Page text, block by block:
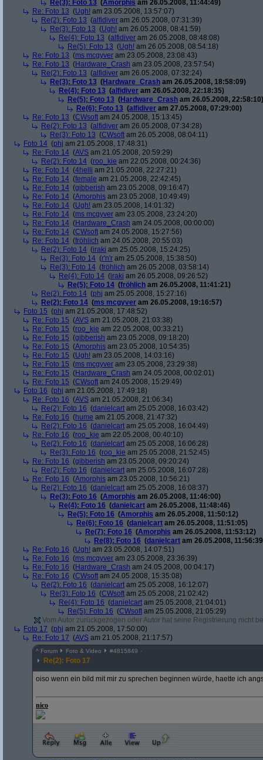
Re(3): Foto 13 (Amorphis am 26.05.2008, 11:44:49)
Re: Foto 13 (Ugh! am 23.05.2008, 13:57:07)
Re(2): Foto 13 (alfidiver am 26.05.2008, 07:31:39)
Re(3): Foto 13 (Ugh! am 26.05.2008, 08:41:59)
Re(4): Foto 13 (alfidiver am 26.05.2008, 08:48:08)
Re(5): Foto 13 (Ugh! am 26.05.2008, 08:54:18)
Re: Foto 13 (ms mcgyver am 23.05.2008, 23:08:43)
Re: Foto 13 (Hardware_Crash am 23.05.2008, 23:57:54)
Re(2): Foto 13 (alfidiver am 26.05.2008, 07:32:24)
Re(3): Foto 13 (Hardware_Crash am 26.05.2008, 18:58:09)
Re(4): Foto 13 (alfidiver am 26.05.2008, 22:18:35)
Re(5): Foto 13 (Hardware_Crash am 26.05.2008, 22:58:10)
Re(6): Foto 13 (alfidiver am 27.05.2008, 07:29:00)
Re: Foto 13 (CWsoft am 24.05.2008, 15:13:45)
Re(2): Foto 13 (alfidiver am 26.05.2008, 07:34:28)
Re(3): Foto 13 (CWsoft am 26.05.2008, 08:04:11)
Foto 14 (phj am 21.05.2008, 17:48:31)
Re: Foto 14 (AVS am 21.05.2008, 20:59:29)
Re(2): Foto 14 (roo_kie am 22.05.2008, 00:24:36)
Re: Foto 14 (4helli am 21.05.2008, 22:27:21)
Re: Foto 14 (female am 21.05.2008, 22:42:45)
Re: Foto 14 (gibberish am 23.05.2008, 09:16:47)
Re: Foto 14 (Amorphis am 23.05.2008, 10:49:49)
Re: Foto 14 (Ugh! am 23.05.2008, 14:01:32)
Re: Foto 14 (ms mcgyver am 23.05.2008, 23:24:20)
Re: Foto 14 (Hardware_Crash am 24.05.2008, 00:00:00)
Re: Foto 14 (CWsoft am 24.05.2008, 15:27:56)
Re: Foto 14 (fröhlich am 24.05.2008, 20:55:03)
Re(2): Foto 14 (iraki am 25.05.2008, 15:24:25)
Re(3): Foto 14 (r'n'r am 25.05.2008, 15:38:50)
Re(3): Foto 14 (fröhlich am 26.05.2008, 03:58:14)
Re(4): Foto 14 (iraki am 26.05.2008, 09:26:52)
Re(5): Foto 14 (fröhlich am 26.05.2008, 11:41:21)
Re(2): Foto 14 (phj am 25.05.2008, 15:27:16)
Re(2): Foto 14 (ms mcgyver am 26.05.2008, 19:16:57)
Foto 15 (phj am 21.05.2008, 17:48:52)
Re: Foto 15 (AVS am 21.05.2008, 21:03:38)
Re: Foto 15 (roo_kie am 22.05.2008, 00:33:21)
Re: Foto 15 (gibberish am 23.05.2008, 09:18:20)
Re: Foto 15 (Amorphis am 23.05.2008, 10:54:35)
Re: Foto 15 (Ugh! am 23.05.2008, 14:03:16)
Re: Foto 15 (ms mcgyver am 23.05.2008, 23:29:38)
Re: Foto 15 (Hardware_Crash am 24.05.2008, 00:02:01)
Re: Foto 15 (CWsoft am 24.05.2008, 15:29:49)
Foto 16 (phj am 21.05.2008, 17:49:18)
Re: Foto 16 (AVS am 21.05.2008, 21:06:34)
Re(2): Foto 16 (danielcart am 25.05.2008, 16:03:42)
Re: Foto 16 (hume am 21.05.2008, 21:47:32)
Re(2): Foto 16 (danielcart am 25.05.2008, 16:04:49)
Re: Foto 16 (roo_kie am 22.05.2008, 00:40:10)
Re(2): Foto 16 (danielcart am 25.05.2008, 16:06:28)
Re(3): Foto 16 (roo_kie am 25.05.2008, 21:52:45)
Re: Foto 16 (gibberish am 23.05.2008, 09:20:24)
Re(2): Foto 16 (danielcart am 25.05.2008, 16:07:28)
Re: Foto 16 (Amorphis am 23.05.2008, 10:56:21)
Re(2): Foto 16 (danielcart am 25.05.2008, 16:08:37)
Re(3): Foto 16 (Amorphis am 26.05.2008, 11:46:00)
Re(4): Foto 16 (danielcart am 26.05.2008, 11:48:46)
Re(5): Foto 16 (Amorphis am 26.05.2008, 11:50:12)
Re(6): Foto 16 (danielcart am 26.05.2008, 11:51:05)
Re(7): Foto 16 (Amorphis am 26.05.2008, 11:53:12)
Re(8): Foto 16 (danielcart am 26.05.2008,
Re: Foto 16 (Ugh! am 23.05.2008, 14:07:51)
Re: Foto 16 (ms mcgyver am 23.05.2008, 23:36:39)
Re: Foto 16 (Hardware_Crash am 24.05.2008, 00:04:17)
Re: Foto 16 (CWsoft am 24.05.2008, 15:35:08)
Re(2): Foto 16 (danielcart am 25.05.2008, 16:12:07)
Re(3): Foto 16 (CWsoft am 25.05.2008, 21:02:42)
Re(4): Foto 16 (danielcart am 25.05.2008, 21:04:01)
Re(5): Foto 16 (CWsoft am 25.05.2008, 21:05:29)
Vom Autor zurückgezogen oder Autor hat seine Registrierung nicht
Foto 17 (phj am 21.05.2008, 17:50:00)
Re: Foto 17 (AVS am 21.05.2008, 21:17:57)
^ Forum Foto & Video #4815849
Re(2): Foto 17
oiso wenn ein bild mit mir zu sprechen beginnen würde, haette ich
nico